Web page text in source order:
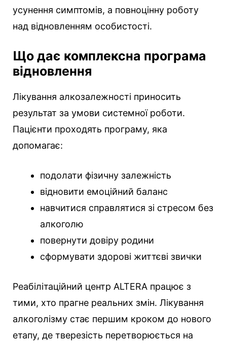
усунення симптомів, а повноцінну роботу
над відновленням особистості.
Що дає комплексна програма
відновлення
Лікування алкозалежності приносить
результат за умови системної роботи.
Пацієнти проходять програму, яка
допомагає:
подолати фізичну залежність
відновити емоційний баланс
навчитися справлятися зі стресом без
алкоголю
повернути довіру родини
сформувати здорові життєві звички
Реабілітаційний центр ALTERA працює з
тими, хто прагне реальних змін. Лікування
алкоголізму стає першим кроком до нового
етапу, де тверезість перетворюється на